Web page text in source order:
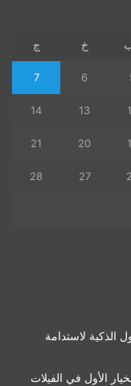
خ ج
6
7
13
14
20
21
27
28
الذكية لاستدامة
الأول في الفيلات